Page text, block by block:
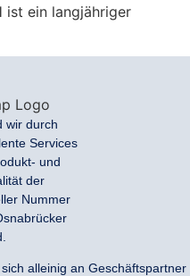
ist ein langjähriger
wir durch
Services
und
der
Nummer
alleinig an Geschäftspartner